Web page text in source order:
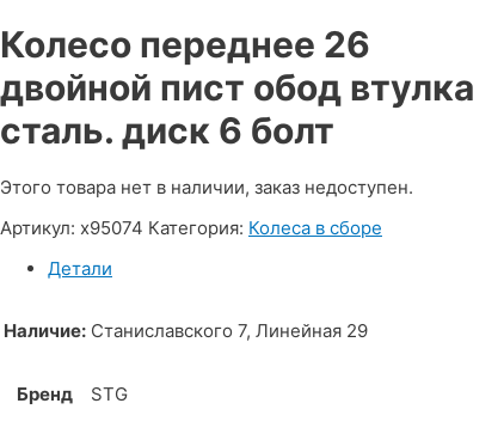
Колесо переднее 26
двойной пист обод втулка
сталь. диск 6 болт
Этого товара нет в наличии, заказ недоступен.
Артикул: х95074 Категория: Колеса в сборе
Детали
Наличие: Станиславского 7, Линейная 29
Бренд STG